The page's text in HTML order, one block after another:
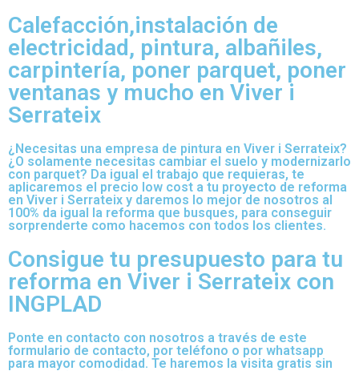
Calefacción,instalación de
electricidad, pintura, albañiles,
carpintería, poner parquet, poner
ventanas y mucho en Viver i
Serrateix
¿Necesitas una empresa de pintura en Viver i Serrateix?
¿O solamente necesitas cambiar el suelo y modernizarlo
con parquet? Da igual el trabajo que requieras, te
aplicaremos el precio low cost a tu proyecto de reforma
en Viver i Serrateix y daremos lo mejor de nosotros al
100% da igual la reforma que busques, para conseguir
sorprenderte como hacemos con todos los clientes.
Consigue tu presupuesto para tu
reforma en Viver i Serrateix con
INGPLAD
Ponte en contacto con nosotros a través de este
formulario de contacto, por teléfono o por whatsapp
para mayor comodidad. Te haremos la visita gratis sin